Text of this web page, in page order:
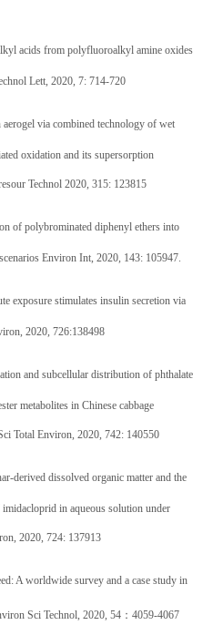
acids from polyfluoroalkyl amine oxides
Lett, 2020, 7: 714-720
via combined technology of wet
oxidation and its supersorption
Technol 2020, 315: 123815
of polybrominated diphenyl ethers into
Environ Int, 2020, 143: 105947.
exposure stimulates insulin secretion via
2020, 726:138498
and subcellular distribution of phthalate
metabolites in Chinese cabbage
Total Environ, 2020, 742: 140550
derived dissolved organic matter and the
in aqueous solution under
2020, 724: 137913
A worldwide survey and a case study in
Sci Technol, 2020, 54： 4059-4067